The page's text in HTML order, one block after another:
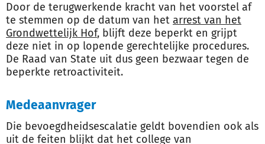
Door de terugwerkende kracht van het voorstel af
te stemmen op de datum van het arrest van het
Grondwettelijk Hof, blijft deze beperkt en grijpt
deze niet in op lopende gerechtelijke procedures.
De Raad van State uit dus geen bezwaar tegen de
beperkte retroactiviteit.
Medeaanvrager
Die bevoegdheidsescalatie geldt bovendien ook als
uit de feiten blijkt dat het college van